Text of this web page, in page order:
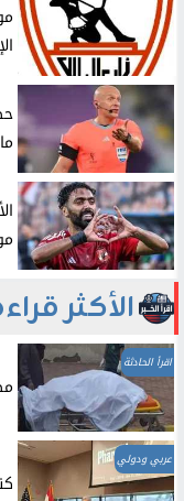
الأكثر
اقرأ الحادثة
عربي ودولي